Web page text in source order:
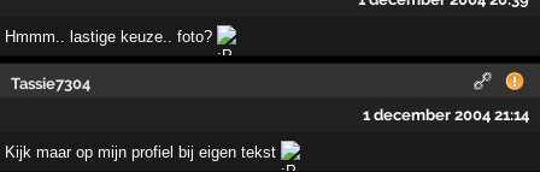
Hmmm.. lastige keuze.. foto?
Tassie7304
1 december 2004 21:14
Kijk maar op mijn profiel bij eigen tekst